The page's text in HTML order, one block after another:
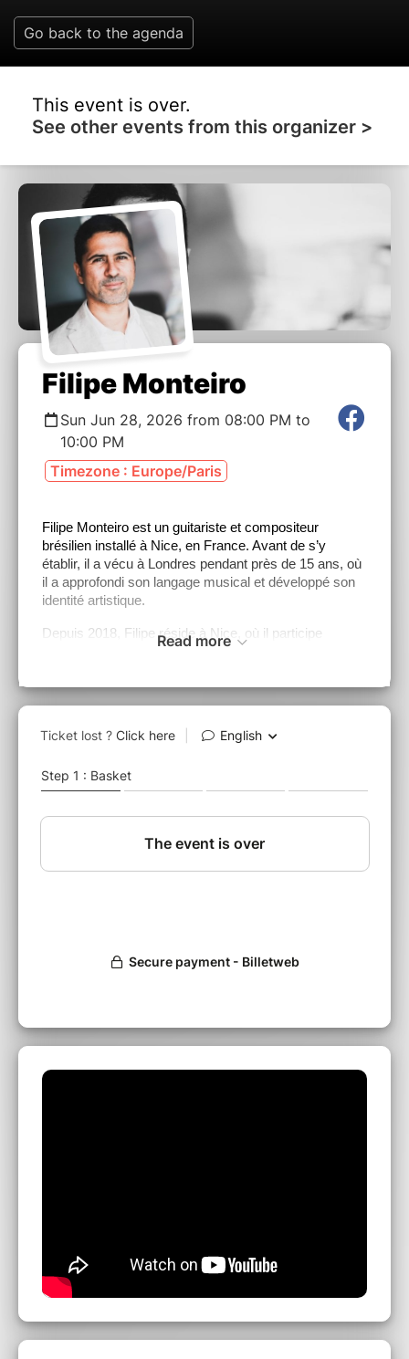
Go back to the agenda
This event is over.
See other events from this organizer >
Filipe Monteiro
Sun Jun 28, 2026 from 08:00 PM to
10:00 PM
Timezone : Europe/Paris
Filipe Monteiro est un guitariste et compositeur
brésilien installé à Nice, en France. Avant de s’y
établir, il a vécu à Londres pendant près de 15 ans, où
il a approfondi son langage musical et développé son
identité artistique.
Depuis 2018, Filipe réside à Nice, où il participe
activement à la scène locale. Parallèlement à son
propre groupe, aux côtés de Yoan Serra (batterie) et
Michael Berthelemy (orgue B3).
Sa musique traverse différents styles, avec un accent
entre les musiciens. Le trio explore la sonorité
classique de l’organ trio, en la réinterprétant dans
l’univers original de Filipe.
Read more